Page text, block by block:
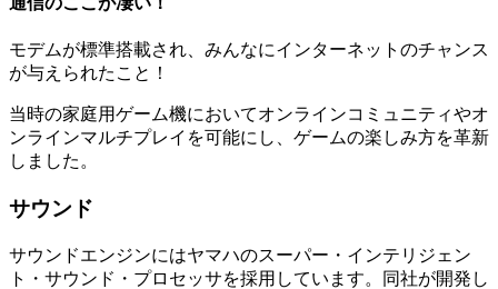
モデムが標準搭載され、みんなにインターネットのチャンス
が与えられたこと！
当時の家庭用ゲーム機においてオンラインコミュニティやオ
ンラインマルチプレイを可能にし、ゲームの楽しみ方を革新
しました。
サウンド
サウンドエンジンにはヤマハのスーパー・インテリジェン
ト・サウンド・プロセッサを採用しています。同社が開発し